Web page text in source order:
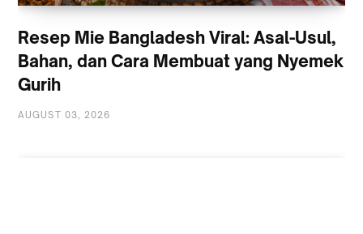
Resep Mie Bangladesh Viral: Asal-Usul,
Bahan, dan Cara Membuat yang Nyemek
Gurih
AUGUST 03, 2026